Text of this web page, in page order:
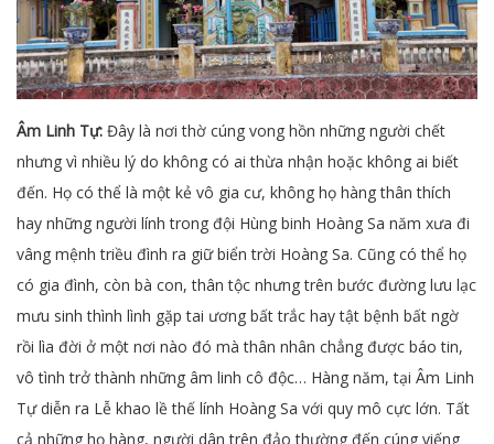
Âm Linh Tự: Đây là nơi thờ cúng vong hồn những người chết
nhưng vì nhiều lý do không có ai thừa nhận hoặc không ai biết
đến. Họ có thể là một kẻ vô gia cư, không họ hàng thân thích
hay những người lính trong đội Hùng binh Hoàng Sa năm xưa đi
vâng mệnh triều đình ra giữ biển trời Hoàng Sa. Cũng có thể họ
có gia đình, còn bà con, thân tộc nhưng trên bước đường lưu lạc
mưu sinh thình lình gặp tai ương bất trắc hay tật bệnh bất ngờ
rồi lìa đời ở một nơi nào đó mà thân nhân chẳng được báo tin,
vô tình trở thành những âm linh cô độc… Hàng năm, tại Âm Linh
Tự diễn ra Lễ khao lề thế lính Hoàng Sa với quy mô cực lớn. Tất
cả những họ hàng, người dân trên đảo thường đến cúng viếng